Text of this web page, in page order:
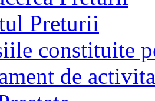
Preturii
constituite
de